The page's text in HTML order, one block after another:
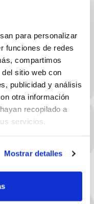
para personalizar
funciones de redes
compartimos
sitio web con
publicidad y análisis
otra información
recopilado a
servicios.
Mostrar detalles